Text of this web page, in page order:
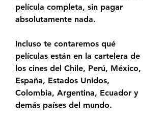
película completa, sin pagar
absolutamente nada.
Incluso te contaremos qué
películas están en la cartelera de
los cines del Chile, Perú, México,
España, Estados Unidos,
Colombia, Argentina, Ecuador y
demás países del mundo.